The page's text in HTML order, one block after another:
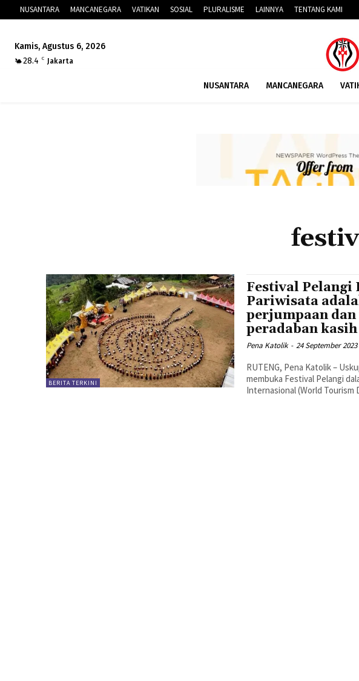
NUSANTARA MANCANEGARA VATIKAN SOSIAL PLURALISME LAINNYA TENTANG KAMI
Kamis, Agustus 6, 2026
28.4
C Jakarta
NUSANTARA MANCANEGARA
BERITA TERKINI
Festival Pelangi
Pariwisata
perjumpaan dan
peradaban kasih
Pena Katolik - 24 September 2023
RUTENG, Pena Katolik –
membuka Festival Pelangi
Internasional (World Tourism